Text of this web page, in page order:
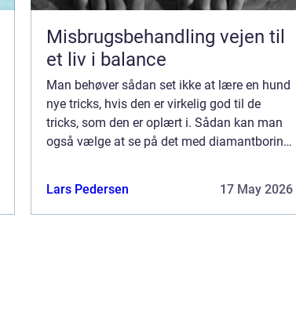
Misbrugsbehandling vejen til
et liv i balance
Man behøver sådan set ikke at lære en hund
nye tricks, hvis den er virkelig god til de
tricks, som den er oplært i. Sådan kan man
også vælge at se på det med diamantboring
Lars Pedersen 17 May 2026